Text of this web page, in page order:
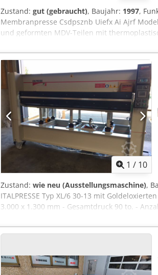
Zustand: gut (gebraucht), Baujahr: 1997,
Membranpresse Csdpsznb Uiefx Ai Ajrf
und geformten MDV-Teilen mit
Hochglanz PVC,ABS. Geeignet für das
mm/ Teilen Dicke 6-35 mm
mm Steuerung Siemens Gesamtanschluss
Presslänge: 2.550 mm Pressbreite: 1.250
1 / 10
Zustand: wie neu (Ausstellungsmaschine),
ITALPRESSE Typ XL/6 30-13 mit
3.000 x 1.300 mm - Gesamtdruck 90 to. -
Zylinderhub 350 mm - Etagenöffnung 350
Crjdjdx R Tfepfx Ai Ajf - Durchmesser der
kW - Elektro-Heizplatten aus massivem
- Hochdruckisolierplatten -
V/50 Hz - Sicherheitsvorschriften nach CE-
Zahnstangen- und Parallelführungen an 2